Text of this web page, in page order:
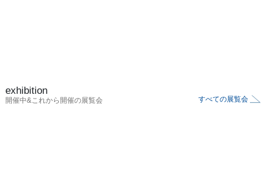
exhibition
開催中&これから開催の展覧会 すべての展覧会